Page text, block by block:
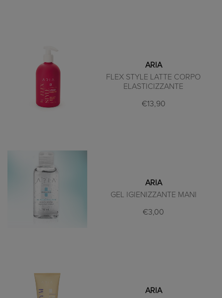
ARIA
FLEX STYLE LATTE CORPO
ELASTICIZZANTE
€13,90
ARIA
GEL IGIENIZZANTE MANI
€3,00
ARIA